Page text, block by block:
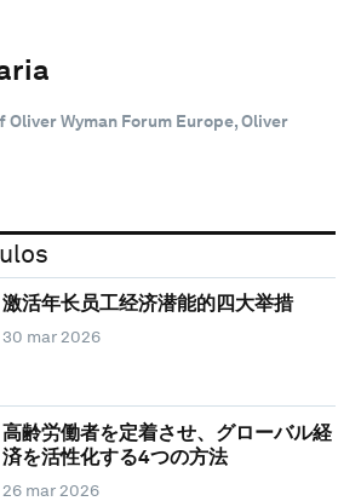
Oliver Wyman Forum Europe, Oliver
激活年长员工经济潜能的四大举措
30 mar 2026
高齢労働者を定着させ、グローバル経
済を活性化する4つの方法
26 mar 2026